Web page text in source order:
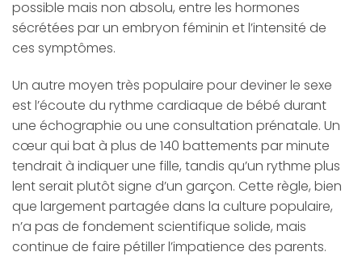
possible mais non absolu, entre les hormones
sécrétées par un embryon féminin et l’intensité de
ces symptômes.
Un autre moyen très populaire pour deviner le sexe
est l’écoute du rythme cardiaque de bébé durant
une échographie ou une consultation prénatale. Un
cœur qui bat à plus de 140 battements par minute
tendrait à indiquer une fille, tandis qu’un rythme plus
lent serait plutôt signe d’un garçon. Cette règle, bien
que largement partagée dans la culture populaire,
n’a pas de fondement scientifique solide, mais
continue de faire pétiller l’impatience des parents.